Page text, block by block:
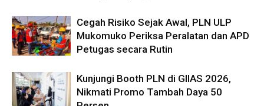
Cegah Risiko Sejak Awal, PLN ULP
Mukomuko Periksa Peralatan dan APD
Petugas secara Rutin
Kunjungi Booth PLN di GIIAS 2026,
Nikmati Promo Tambah Daya 50